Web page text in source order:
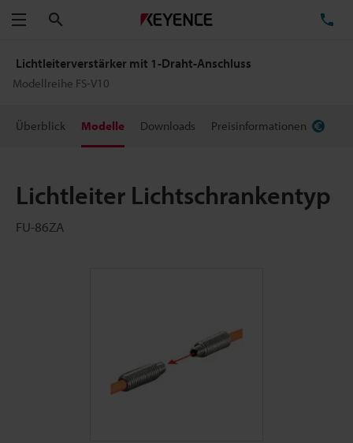
Menü
Lichtleiterverstärker mit 1-Draht-Anschluss
Modellreihe FS-V10
Überblick Modelle Downloads Preisinformationen
Lichtleiter Lichtschrankentyp
FU-86ZA